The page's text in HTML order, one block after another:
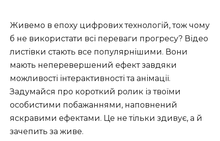
Живемо в епоху цифрових технологій, тож чому
б не використати всі переваги прогресу? Відео
листівки стають все популярнішими. Вони
мають неперевершений ефект завдяки
можливості інтерактивності та анімації.
Задумайся про короткий ролик із твоїми
особистими побажаннями, наповнений
яскравими ефектами. Це не тільки здивує, а й
зачепить за живе.